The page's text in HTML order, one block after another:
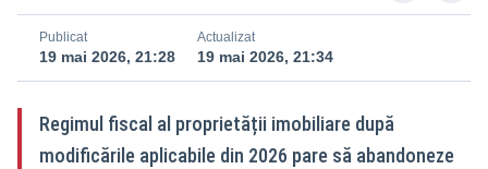
Publicat
19 mai 2026, 21:28
Actualizat
19 mai 2026, 21:34
Regimul fiscal al proprietății imobiliare după
modificările aplicabile din 2026 pare să abandoneze